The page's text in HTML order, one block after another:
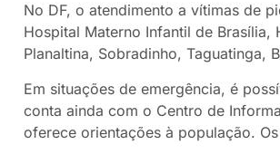
No DF, o atendimento a vítimas de
Hospital Materno Infantil de Brasília,
Planaltina, Sobradinho, Taguatinga,
Em situações de emergência, é
conta ainda com o Centro de
oferece orientações à população.